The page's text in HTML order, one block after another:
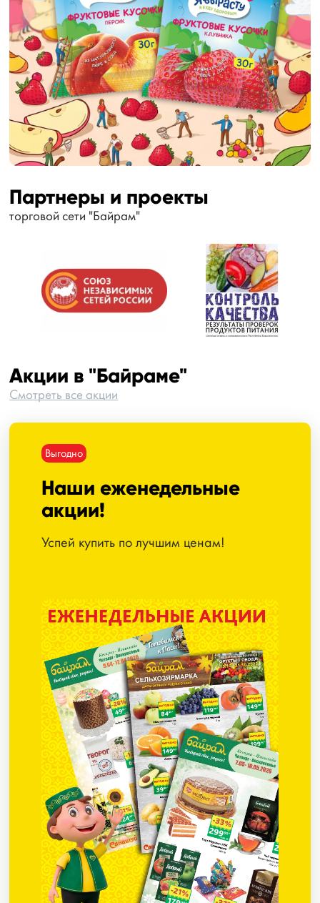
Партнеры и проекты
торговой сети "Байрам"
Акции в "Байраме"
Смотреть все акции
Выгодно
Наши еженедельные
акции!
Успей купить по лучшим ценам!